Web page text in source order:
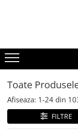
Toate
Afiseaza: 1-24 din
FILTRE